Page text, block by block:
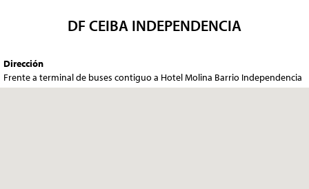
DF CEIBA INDEPENDENCIA
Dirección
Frente a terminal de buses contiguo a Hotel Molina Barrio Independencia